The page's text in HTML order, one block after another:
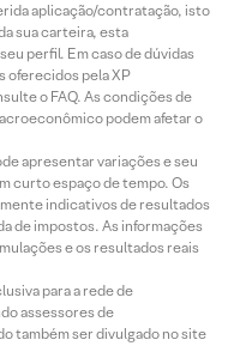
aplicação/contratação, isto
sua carteira, esta
perfil. Em caso de dúvidas
oferecidos pela XP
o FAQ. As condições de
podem afetar o
apresentar variações e seu
curto espaço de tempo. Os
indicativos de resultados
de impostos. As informações
e os resultados reais
para a rede de
assessores de
também ser divulgado no site